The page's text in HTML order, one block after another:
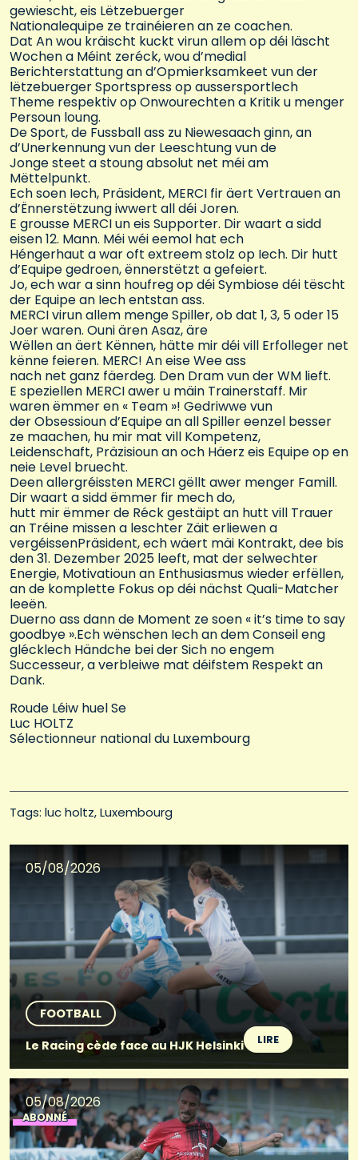
gewiescht, eis Lëtzebuerger
Nationalequipe ze trainéieren an ze coachen.
Dat An wou kräischt kuckt virun allem op déi läscht
Wochen a Méint zeréck, wou d’medial
Berichterstattung an d’Opmierksamkeet vun der
lëtzebuerger Sportspress op aussersportlech
Theme respektiv op Onwourechten a Kritik u menger
Persoun loung.
De Sport, de Fussball ass zu Niewesaach ginn, an
d’Unerkennung vun der Leeschtung vun de
Jonge steet a stoung absolut net méi am
Mëttelpunkt.
Ech soen Iech, Präsident, MERCI fir äert Vertrauen an
d’Ënnerstëtzung iwwert all déi Joren.
E grousse MERCI un eis Supporter. Dir waart a sidd
eisen 12. Mann. Méi wéi eemol hat ech
Héngerhaut a war oft extreem stolz op Iech. Dir hutt
d’Equipe gedroen, ënnerstëtzt a gefeiert.
Jo, ech war a sinn houfreg op déi Symbiose déi tëscht
der Equipe an Iech entstan ass.
MERCI virun allem menge Spiller, ob dat 1, 3, 5 oder 15
Joer waren. Ouni ären Asaz, äre
Wëllen an äert Kënnen, hätte mir déi vill Erfolleger net
kënne feieren. MERC! An eise Wee ass
nach net ganz fäerdeg. Den Dram vun der WM lieft.
E speziellen MERCI awer u mäin Trainerstaff. Mir
waren ëmmer en « Team »! Gedriwwe vun
der Obsessioun d’Equipe an all Spiller eenzel besser
ze maachen, hu mir mat vill Kompetenz,
Leidenschaft, Präzisioun an och Häerz eis Equipe op en
neie Level bruecht.
Deen allergréissten MERCI gëllt awer menger Famill.
Dir waart a sidd ëmmer fir mech do,
hutt mir ëmmer de Réck gestäipt an hutt vill Trauer
an Tréine missen a leschter Zäit erliewen a
vergéissenPräsident, ech wäert mäi Kontrakt, dee bis
den 31. Dezember 2025 leeft, mat der selwechter
Energie, Motivatioun an Enthusiasmus wieder erfëllen,
an de komplette Fokus op déi nächst Quali-Matcher
leeën.
Duerno ass dann de Moment ze soen « it’s time to say
goodbye ».Ech wënschen Iech an dem Conseil eng
glécklech Händche bei der Sich no engem
Successeur, a verbleiwe mat déifstem Respekt an
Dank.
Roude Léiw huel Se
Luc HOLTZ
Sélectionneur national du Luxembourg
Tags: luc holtz Luxembourg
05/08/2026
FOOTBALL
Le Racing cède face au HJK Helsinki
LIRE
05/08/2026
ABONNÉ